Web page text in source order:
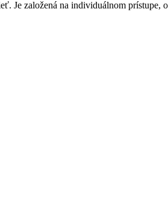
Je založená na individuálnom